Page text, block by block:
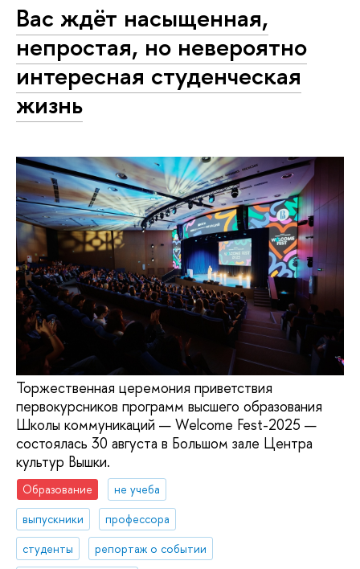
Вас ждёт насыщенная,
непростая, но невероятно
интересная студенческая
жизнь
Торжественная церемония приветствия
первокурсников программ высшего образования
Школы коммуникаций — Welcome Fest-2025 —
состоялась 30 августа в Большом зале Центра
культур Вышки.
Образование
не учеба
выпускники
профессора
студенты
репортаж о событии